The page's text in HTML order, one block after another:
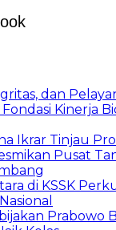
dan
Kinerja
Ikrar Tinjau
Pusat
di KSSK
Prabowo